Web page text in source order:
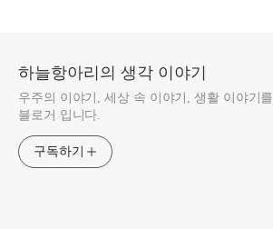
하늘항아리의 생각 이야기
우주의 이야기, 세상 속 이야기, 생활 이야기
블로거 입니다.
구독하기